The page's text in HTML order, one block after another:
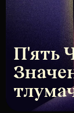
П'ять